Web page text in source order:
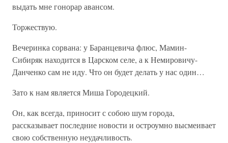
выдать мне гонорар авансом.
Торжествую.
Вечеринка сорвана: у Баранцевича флюс, Мамин-
Сибиряк находится в Царском селе, а к Немировичу-
Данченко сам не иду. Что он будет делать у нас один…
Зато к нам является Миша Городецкий.
Он, как всегда, приносит с собою шум города,
рассказывает последние новости и остроумно высмеивает
свою собственную неудачливость.